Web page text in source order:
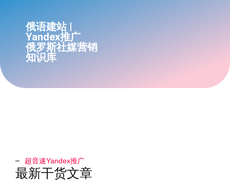
俄语建站 |
Yandex推广
俄罗斯社媒营销
知识库
超音速Yandex推广​
最新干货文章